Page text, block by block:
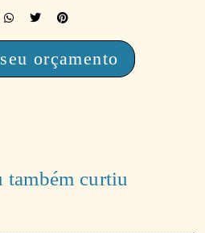
orçamento
também curtiu